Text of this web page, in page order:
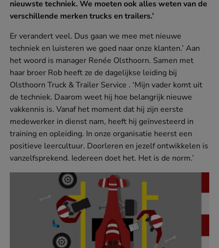
MEI
Samenwerken
Hoe gastvrij ben jij?
nieuwste techniek. We moeten ook alles weten van de
verschillende merken trucks en trailers.’
Er verandert veel. Dus gaan we mee met nieuwe
techniek en luisteren we goed naar onze klanten.’ Aan
het woord is manager Renée Olsthoorn. Samen met
haar broer Rob heeft ze de dagelijkse leiding bij
Olsthoorn Truck & Trailer Service . ‘Mijn vader komt uit
de techniek. Daarom weet hij hoe belangrijk nieuwe
vakkennis is. Vanaf het moment dat hij zijn eerste
medewerker in dienst nam, heeft hij geïnvesteerd in
training en opleiding. In onze organisatie heerst een
positieve leercultuur. Doorleren en jezelf ontwikkelen is
vanzelfsprekend. Iedereen doet het. Het is de norm.’